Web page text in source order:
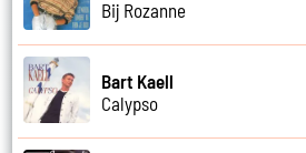
Bij Rozanne
Bart Kaell
Calypso